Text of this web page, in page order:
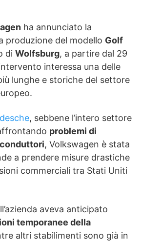
ha annunciato la
produzione del modello Golf
di Wolfsburg, a partire dal 29
interessa una delle
lunghe e storiche del settore
, sebbene l’intero settore
problemi di
, Volkswagen è stata
a prendere misure drastiche
commerciali tra Stati Uniti
aveva anticipato
temporanee della
altri stabilimenti sono già in